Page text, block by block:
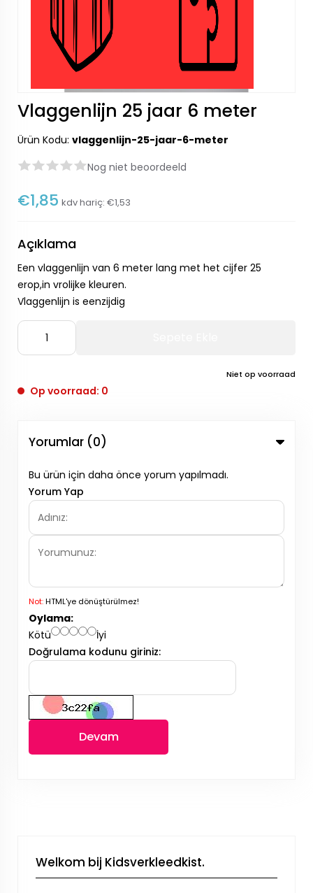
Vlaggenlijn 25 jaar 6 meter
Ürün Kodu: vlaggenlijn-25-jaar-6-meter
Nog niet beoordeeld
€1,85 kdv hariç: €1,53
Açıklama
Een vlaggenlijn van 6 meter lang met het cijfer 25
erop,in vrolijke kleuren.
Vlaggenlijn is eenzijdig
Niet op voorraad
Op voorraad: 0
Yorumlar (0)
Bu ürün için daha önce yorum yapılmadı.
Yorum Yap
Not:HTML'ye dönüştürülmez!
Oylama:
Kötü
İyi
Doğrulama kodunu giriniz:
Devam
Welkom bij Kidsverkleedkist.